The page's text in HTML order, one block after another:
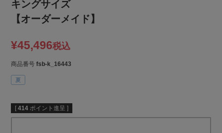
キングサイズ
【オーダーメイド】
¥45,496税込
商品番号 fsb-k_16443
夏
[ 414 ポイント進呈 ]